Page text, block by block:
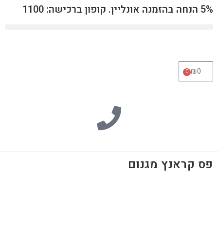
5% הנחה בהזמנה אונליין. קופון ברכישה: 1100
₪0
0
פס קראנץ מגנום